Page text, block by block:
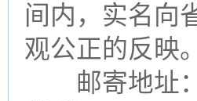
间内，实名向
观公正的反映。
邮寄地址：